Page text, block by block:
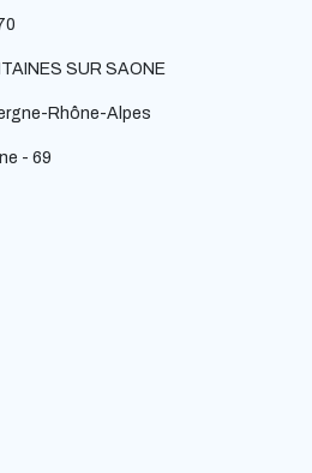
SUR SAONE
Rhône-Alpes
- 69